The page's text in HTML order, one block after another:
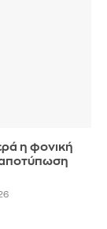
η φονική
αποτύπωση